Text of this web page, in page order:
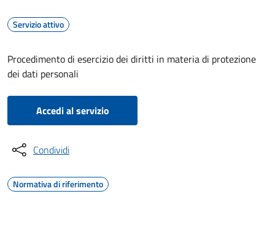
Servizio attivo
Procedimento di esercizio dei diritti in materia di protezione
dei dati personali
Accedi al servizio
Condividi
Normativa di riferimento